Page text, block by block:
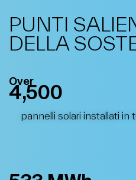
dipendenti
- Investimentiin
PUNTI
DELLA
Over
4,500
pannelli solari installati in